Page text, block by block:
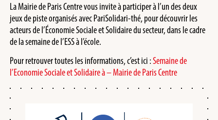
La Mairie de Paris Centre vous invite à participer à l’un des deux
jeux de piste organisés avec PariSolidari-thé, pour découvrir les
acteurs de l’Économie Sociale et Solidaire du secteur, dans le cadre
de la semaine de l’ESS à l’école.
Pour retrouver toutes les informations, c’est ici :Semaine de
l’Economie Sociale et Solidaire à – Mairie de Paris Centre